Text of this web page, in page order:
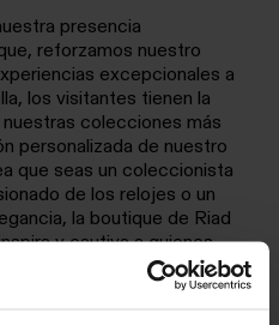
presencia
reforzamos nuestro
excepcionales a
los visitantes tienen la
colecciones más
personalizada de nuestro
que seas un coleccionista
de los relojes o un
la boutique de Riad
y cautiva a quienes
exclusivo.